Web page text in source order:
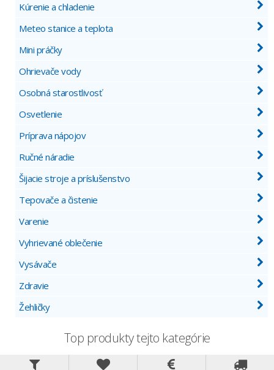
Kúrenie a chladenie
Meteo stanice a teplota
Mini práčky
Ohrievače vody
Osobná starostlivosť
Osvetlenie
Príprava nápojov
Ručné náradie
Šijacie stroje a príslušenstvo
Tepovače a čistenie
Varenie
Vyhrievané oblečenie
Vysávače
Zdravie
Žehličky
Top produkty tejto kategórie